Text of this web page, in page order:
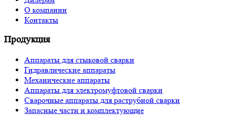
О компании
Контакты
Продукция
Аппараты для стыковой сварки
Гидравлические аппараты
Механические аппараты
Аппараты для электромуфтовой сварки
Сварочные аппараты для раструбной сварки
Запасные части и комплектующие